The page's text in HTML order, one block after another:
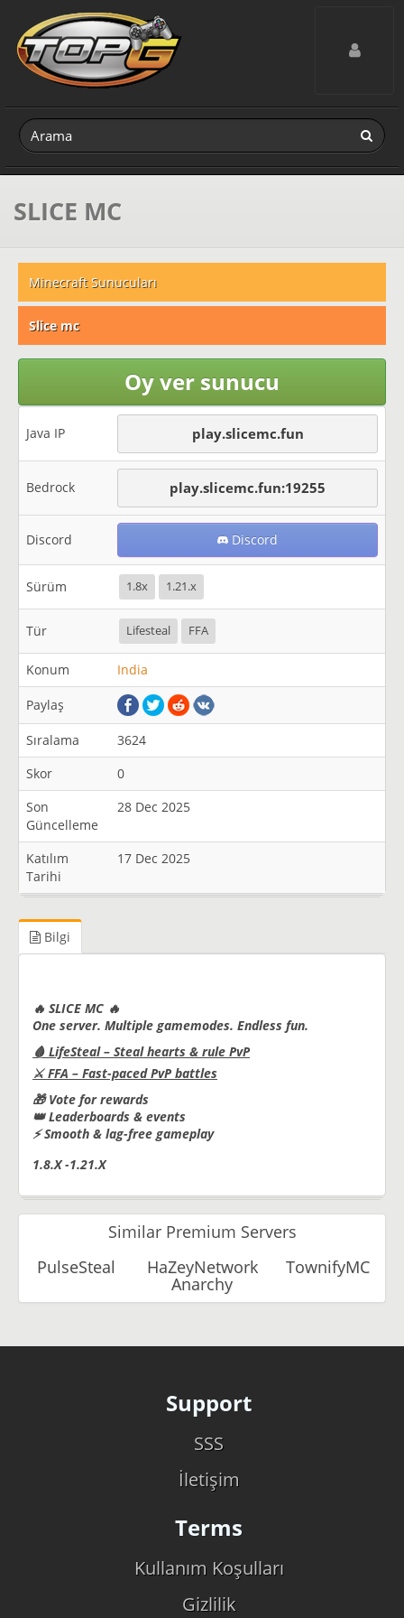
Toggle
SLICE MC
Minecraft Sunucuları
Slice mc
Oy ver sunucu
Java IP play.slicemc.fun
Bedrock play.slicemc.fun:19255
Discord Discord
Sürüm 1.8x 1.21.x
Tür Lifesteal FFA
Konum India
Paylaş
Sıralama
3624
Skor
0
Son
Güncelleme
28 Dec 2025
Katılım
Tarihi
17 Dec 2025
Bilgi
🔥 SLICE MC 🔥
One server. Multiple gamemodes. Endless fun.
🩸 LifeSteal – Steal hearts & rule PvP
⚔️ FFA – Fast-paced PvP battles
🎁 Vote for rewards
👑 Leaderboards & events
⚡ Smooth & lag-free gameplay
1.8.X -1.21.X
Similar Premium Servers
PulseSteal
HaZeyNetwork
Anarchy
TownifyMC
Support
SSS
İletişim
Terms
Kullanım Koşulları
Gizlilik